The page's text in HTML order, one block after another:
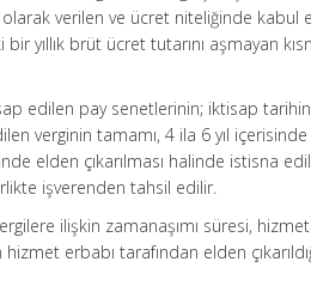
verilen ve ücret niteliğinde kabul
yıllık brüt ücret tutarını aşmayan
edilen pay senetlerinin; iktisap
verginin tamamı, 4 ila 6 yıl içerisinde
elden çıkarılması halinde istisna
işverenden tahsil edilir.
ilişkin zamanaşımı süresi,
erbabı tarafından elden